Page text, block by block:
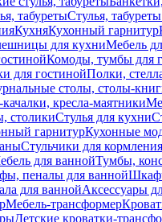
табуретыСтулья,
КухняКухонный гарнитур
для кухниМебель
Комоды, тумбы для
для гостинойПолки,
столы, столы-
кресла-маятники
столикиСтулья для кухни
гарнитурКухонные
Стульчики для кормления
для ваннойТумбы,
пеналы для ванной
для ваннойАксессуары
Мебель-трансформер
Детские кроватки-